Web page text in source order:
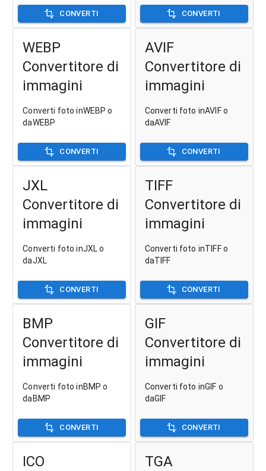
CONVERTI CONVERTI
WEBP
Convertitore di
immagini
Converti foto inWEBP o
daWEBP
CONVERTI
AVIF
Convertitore di
immagini
Converti foto inAVIF o
daAVIF
CONVERTI
JXL
Convertitore di
immagini
Converti foto inJXL o
daJXL
CONVERTI
TIFF
Convertitore di
immagini
Converti foto inTIFF o
daTIFF
CONVERTI
BMP
Convertitore di
immagini
Converti foto inBMP o
daBMP
CONVERTI
GIF
Convertitore di
immagini
Converti foto inGIF o
daGIF
CONVERTI
ICO
TGA